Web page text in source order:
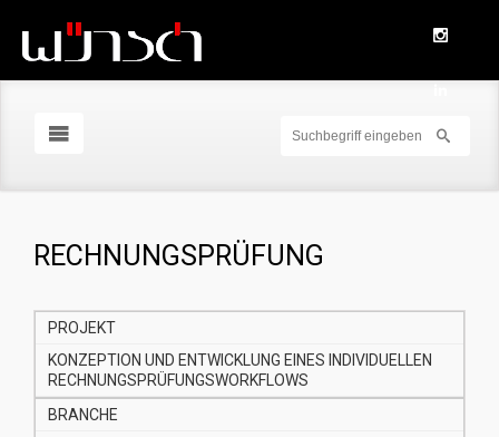
RECHNUNGSPRÜFUNG
PROJEKT
KONZEPTION UND ENTWICKLUNG EINES INDIVIDUELLEN
RECHNUNGSPRÜFUNGSWORKFLOWS
BRANCHE